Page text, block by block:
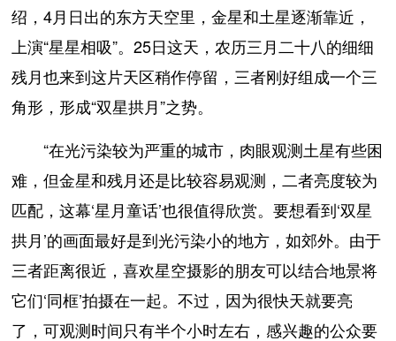
绍，4月日出的东方天空里，金星和土星逐渐靠近，
上演“星星相吸”。25日这天，农历三月二十八的细细
残月也来到这片天区稍作停留，三者刚好组成一个三
角形，形成“双星拱月”之势。
“在光污染较为严重的城市，肉眼观测土星有些困
难，但金星和残月还是比较容易观测，二者亮度较为
匹配，这幕‘星月童话’也很值得欣赏。要想看到‘双星
拱月’的画面最好是到光污染小的地方，如郊外。由于
三者距离很近，喜欢星空摄影的朋友可以结合地景将
它们‘同框’拍摄在一起。不过，因为很快天就要亮
了，可观测时间只有半个小时左右，感兴趣的公众要